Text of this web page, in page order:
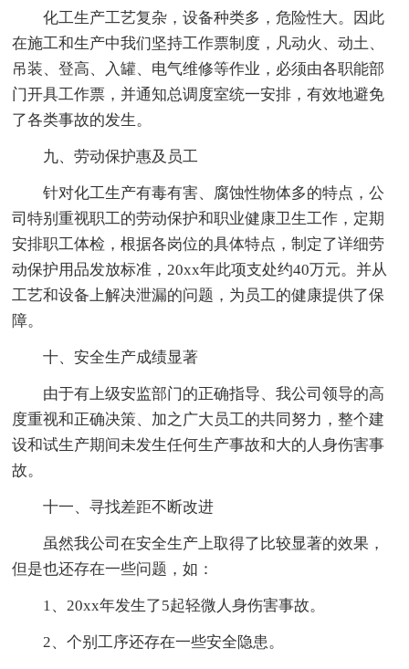
化工生产工艺复杂，设备种类多，危险性大。因此
在施工和生产中我们坚持工作票制度，凡动火、动土、
吊装、登高、入罐、电气维修等作业，必须由各职能部
门开具工作票，并通知总调度室统一安排，有效地避免
了各类事故的发生。
九、劳动保护惠及员工
针对化工生产有毒有害、腐蚀性物体多的特点，公
司特别重视职工的劳动保护和职业健康卫生工作，定期
安排职工体检，根据各岗位的具体特点，制定了详细劳
动保护用品发放标准，20xx年此项支处约40万元。并从
工艺和设备上解决泄漏的问题，为员工的健康提供了保
障。
十、安全生产成绩显著
由于有上级安监部门的正确指导、我公司领导的高
度重视和正确决策、加之广大员工的共同努力，整个建
设和试生产期间未发生任何生产事故和大的人身伤害事
故。
十一、寻找差距不断改进
虽然我公司在安全生产上取得了比较显著的效果，
但是也还存在一些问题，如：
1、20xx年发生了5起轻微人身伤害事故。
2、个别工序还存在一些安全隐患。